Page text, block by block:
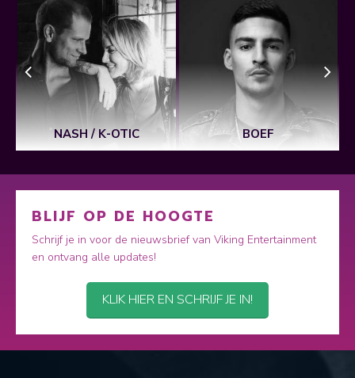
NASH / K-OTIC BOEF
BLIJF OP DE HOOGTE
Schrijf je in voor de nieuwsbrief van Viking Entertainment
en ontvang alle updates!
KLIK HIER EN SCHRIJF JE IN!